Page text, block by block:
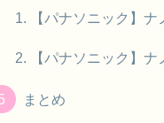
【パナソニック】
【パナソニック】
まとめ